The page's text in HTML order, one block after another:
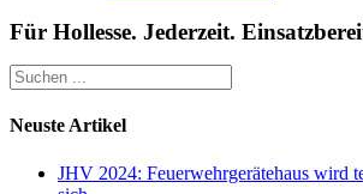
Für Hollesse. Jederzeit.
Neuste Artikel
JHV 2024: Feuerwehrgerätehaus wird